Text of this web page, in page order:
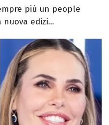
più un people
edizi...